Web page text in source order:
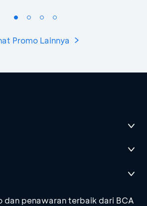
Promo Lainnya
dan penawaran terbaik dari BCA